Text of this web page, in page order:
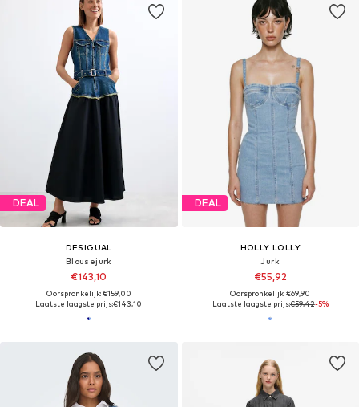
DEAL
DESIGUAL
Blousejurk
€143,10
Oorspronkelijk: €159,00
Laatste laagste prijs:€143,10
DEAL
HOLLY LOLLY
Jurk
€55,92
Oorspronkelijk: €69,90
Laatste laagste prijs:€59,42-5%